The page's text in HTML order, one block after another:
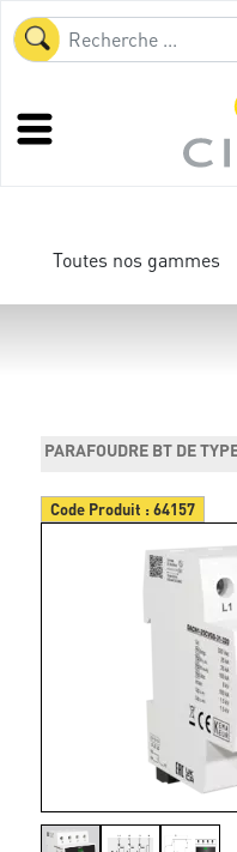
Toutes nos gammes
PARAFOUDRE BT DE
Code Produit :64157